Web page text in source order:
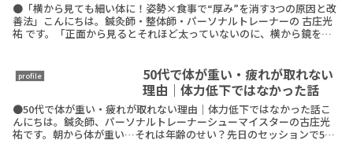
●「横から見ても細い体に！姿勢×食事で“厚み”を消す3つの原因と改
善法」こんにちは。鍼灸師・整体師・パーソナルトレーナーの 古庄光
祐 です。「正面から見るとそれほど太っていないのに、横から鏡を見
profile
50代で体が重い・疲れが取れない
理由｜体力低下ではなかった話
●50代で体が重い・疲れが取れない理由｜体力低下ではなかった話こ
んにちは。鍼灸師、パーソナルトレーナーシューマイスターの古庄光
祐です。朝から体が重い…それは年齢のせい？先日のセッションで50